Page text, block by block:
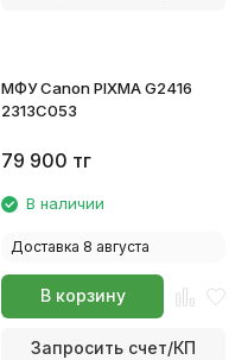
МФУ Canon PIXMA G2416
2313C053
79 900 тг
В наличии
Доставка 8 августа
В корзину
Запросить счет/КП